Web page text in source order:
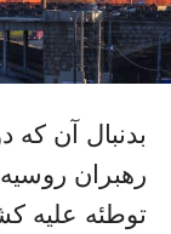
بدنبال آن که
رهبران
توطئه علیه